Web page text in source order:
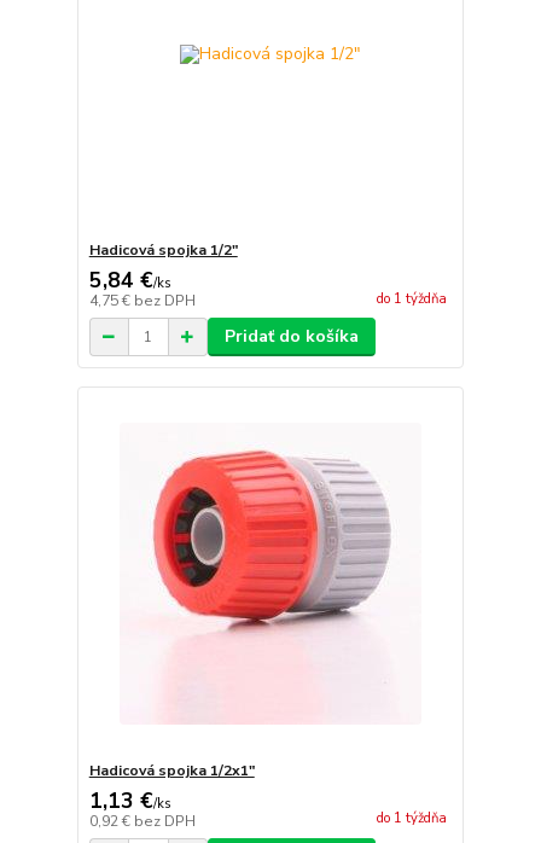
Hadicová spojka 1/2"
5,84 €/ks
4,75 € bez DPH do 1 týždňa
Pridať do košíka
Hadicová spojka 1/2x1"
1,13 €/ks
0,92 € bez DPH do 1 týždňa